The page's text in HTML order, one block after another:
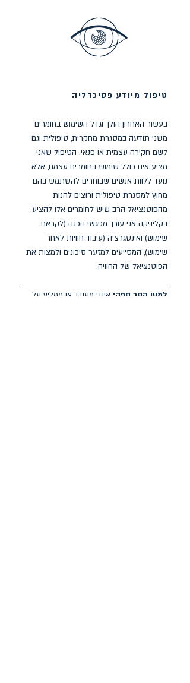
טיפול מיודע פסיכדליה
בעשור האחרון הולך וגדל השימוש בחומרים
משני תודעה במסגרת מחקרית, טיפולית וגם
לשם חקירה עצמית או פנאי. הטיפול שאני
מציע אינו כולל שימוש בחומרים עצמם, אלא
נועד ללוות אנשים שבוחרים להשתמש בהם
מחוץ למסגרת טיפולית ורוצים להנות
מהפוטנציאל הרב שיש לחומרים אלו להציע.
בקליניקה אני עורך מפגשי הכנה (לקראת
שימוש) ואינטגרציה (עיבוד חוויות לאחר
שימוש), המסייעים למזער סיכונים ולמצות את
הפוטנציאל של החוויה.
למען הסר ספק: אינני מעודד או ממליץ על